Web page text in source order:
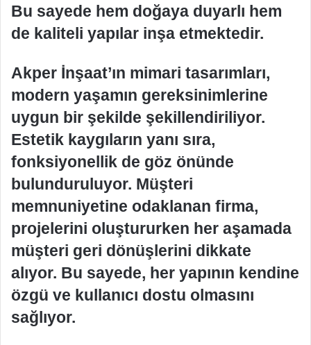
Bu sayede hem doğaya duyarlı hem
de kaliteli yapılar inşa etmektedir.
Akper İnşaat’ın mimari tasarımları,
modern yaşamın gereksinimlerine
uygun bir şekilde şekillendiriliyor.
Estetik kaygıların yanı sıra,
fonksiyonellik de göz önünde
bulunduruluyor. Müşteri
memnuniyetine odaklanan firma,
projelerini oluştururken her aşamada
müşteri geri dönüşlerini dikkate
alıyor. Bu sayede, her yapının kendine
özgü ve kullanıcı dostu olmasını
sağlıyor.